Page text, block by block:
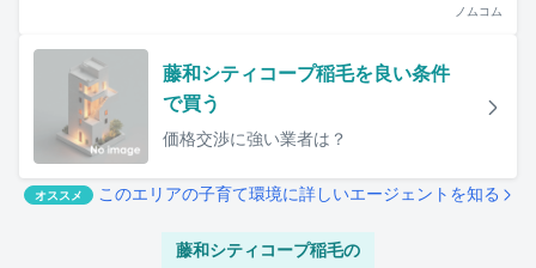
ノムコム
藤和シティコープ稲毛を良い条件
で買う
価格交渉に強い業者は？
オススメ このエリアの子育て環境に詳しいエージェントを知る
藤和シティコープ稲毛の